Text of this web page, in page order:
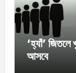
‘হ্যাঁ’
আসবে